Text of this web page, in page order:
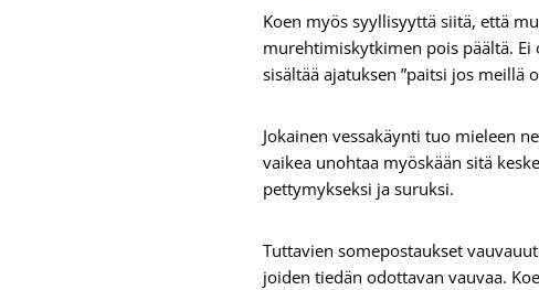
Koen myös syyllisyyttä siitä, että
murehtimiskytkimen pois päältä.
sisältää ajatuksen ”paitsi jos meillä
Jokainen vessakäynti tuo mieleen
vaikea unohtaa myöskään sitä
pettymykseksi ja suruksi.
Tuttavien somepostaukset
joiden tiedän odottavan vauvaa.